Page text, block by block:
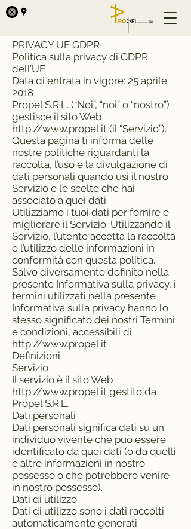
PRIVACY UE GDPR
Politica sulla privacy di GDPR
dell’UE
Data di entrata in vigore: 25 aprile
2018
Propel S.R.L. (“Noi”, “noi” o “nostro”)
gestisce il sito Web
http://www.propel.it (il “Servizio”).
Questa pagina ti informa delle
nostre politiche riguardanti la
raccolta, l’uso e la divulgazione di
dati personali quando usi il nostro
Servizio e le scelte che hai
associato a quei dati.
Utilizziamo i tuoi dati per fornire e
migliorare il Servizio. Utilizzando il
Servizio, l’utente accetta la raccolta
e l’utilizzo delle informazioni in
conformità con questa politica.
Salvo diversamente definito nella
presente Informativa sulla privacy, i
termini utilizzati nella presente
Informativa sulla privacy hanno lo
stesso significato dei nostri Termini
e condizioni, accessibili di
http://www.propel.it
Definizioni
Servizio
Il servizio è il sito Web
http://www.propel.it gestito da
Propel S.R.L.
Dati personali
Dati personali significa dati su un
individuo vivente che può essere
identificato da quei dati (o da quelli
e altre informazioni in nostro
possesso o che potrebbero venire
in nostro possesso).
Dati di utilizzo
Dati di utilizzo sono i dati raccolti
automaticamente generati